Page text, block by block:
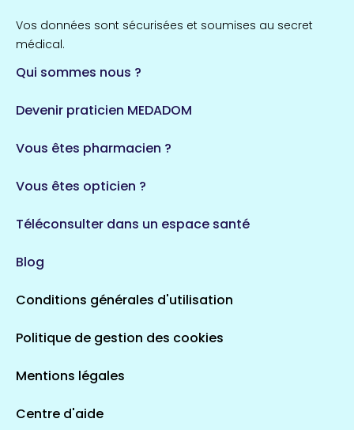
Vos données sont sécurisées et soumises au secret
médical.
Qui sommes nous ?
Devenir praticien MEDADOM
Vous êtes pharmacien ?
Vous êtes opticien ?
Téléconsulter dans un espace santé
Blog
Conditions générales d'utilisation
Politique de gestion des cookies
Mentions légales
Centre d'aide